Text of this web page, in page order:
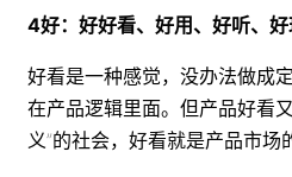
4好：好好看、好用、好听、
好看是一种感觉，没办法做成
在产品逻辑里面。但产品好看
义”的社会，好看就是产品市场